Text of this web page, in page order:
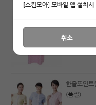
플라워 랩
가운 (핑크)
14,000원
한줄포인트
(품절)
[스킨모아] 모바일 앱 설치
취소